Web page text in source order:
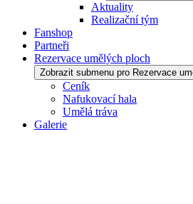
Aktuality
Realizační tým
Fanshop
Partneři
Rezervace umělých ploch
Zobrazit submenu pro Rezervace
Ceník
Nafukovací hala
Umělá tráva
Galerie